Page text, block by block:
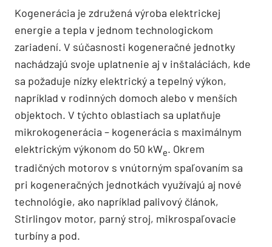
Kogenerácia je združená výroba elektrickej
energie a tepla v jednom technologickom
zariadení. V súčasnosti kogeneračné jednotky
nachádzajú svoje uplatnenie aj v inštaláciách, kde
sa požaduje nízky elektrický a tepelný výkon,
napríklad v rodinných domoch alebo v menších
objektoch. V týchto oblastiach sa uplatňuje
mikrokogenerácia – kogenerácia s maximálnym
elektrickým výkonom do 50 kWe. Okrem
tradičných motorov s vnútorným spaľovaním sa
pri kogeneračných jednotkách využívajú aj nové
technológie, ako napríklad palivový článok,
Stirlingov motor, parný stroj, mikrospaľovacie
turbíny a pod.